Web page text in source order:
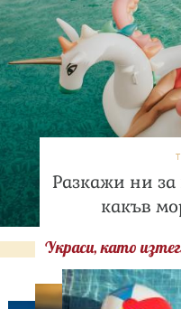
Разкажи ни
какъв
Украси, като